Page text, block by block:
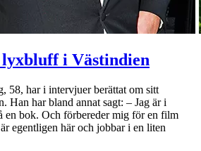
i Västindien
58, har i intervjuer berättat om sitt
Han har bland annat sagt: – Jag är i
en bok. Och förbereder mig för en film
egentligen här och jobbar i en liten